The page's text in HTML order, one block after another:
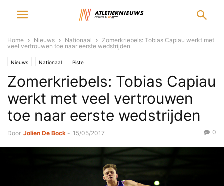
Home Nieuws Nationaal
Zomerkriebels: Tobias Capiau werkt met
veel vertrouwen toe naar eerste wedstrijden
Nieuws Nationaal Piste
Zomerkriebels: Tobias Capiau
werkt met veel vertrouwen
toe naar eerste wedstrijden
Door Jolien De Bock - 15/05/2017 0